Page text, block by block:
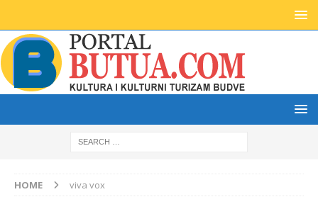
HOME viva vox